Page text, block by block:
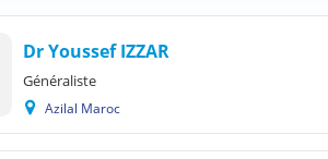
Dr Youssef IZZAR
Généraliste
Azilal Maroc